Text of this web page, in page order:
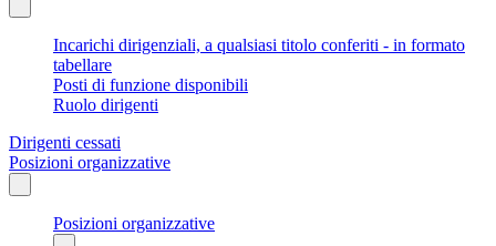
Incarichi dirigenziali, a qualsiasi titolo conferiti - in formato
tabellare
Posti di funzione disponibili
Ruolo dirigenti
Dirigenti cessati
Posizioni organizzative
Posizioni organizzative